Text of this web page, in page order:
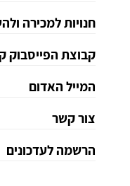
חנויות למכירה
קבוצת הפייסבוק
המייל האדום
צור קשר
הרשמה לעדכונים